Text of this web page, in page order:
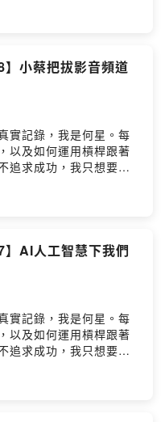
天 #原式幽默 #除二人生 #除二
上為 Firstory
實際應用您也可以訂閱
頻道⭕邀請您加入《小
歡迎光臨聲
聲友會》專屬的
聲友會》的LINE@連
贊助支持本節目：
法：
】小蔡把拔影音頻道
實記錄，我是何星。每
以及如何運用槓桿跟著
追求成功，我只想要生
上為 Firstory
慧呢？歡迎分享..如果你
續....⭕邀請您加入《小
歡迎光臨聲
聲友會》專屬的
聲友會》的LINE@連
贊助支持本節目：
法：
】AI人工智慧下我們
實記錄，我是何星。每
以及如何運用槓桿跟著
追求成功，我只想要生
上為 Firstory